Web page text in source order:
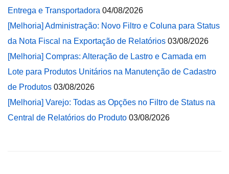
Entrega e Transportadora 04/08/2026
[Melhoria] Administração: Novo Filtro e Coluna para Status
da Nota Fiscal na Exportação de Relatórios 03/08/2026
[Melhoria] Compras: Alteração de Lastro e Camada em
Lote para Produtos Unitários na Manutenção de Cadastro
de Produtos 03/08/2026
[Melhoria] Varejo: Todas as Opções no Filtro de Status na
Central de Relatórios do Produto 03/08/2026